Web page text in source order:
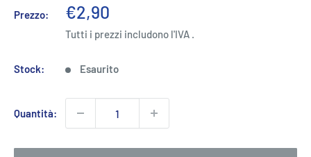
Prezzo:
Prezzo
scontato
€2,90
Tutti i prezzi includono l'IVA .
Stock: Esaurito
Quantità: